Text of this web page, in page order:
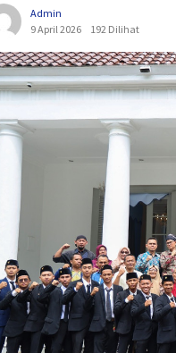
Admin
9 April 2026
192 Dilihat